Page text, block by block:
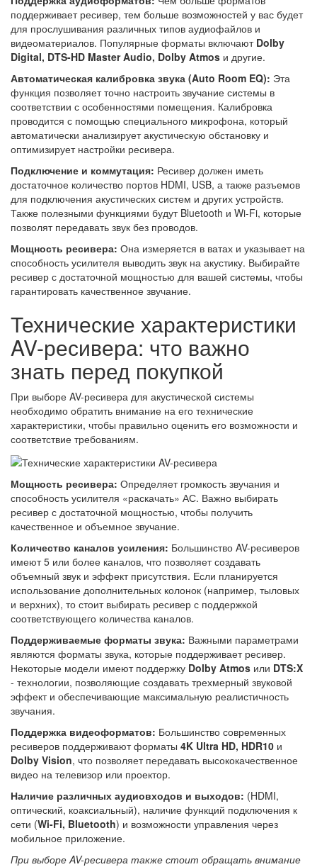
поддерживает ресивер, тем больше возможностей у вас будет
для прослушивания различных типов аудиофайлов и
видеоматериалов. Популярные форматы включают Dolby
Digital, DTS-HD Master Audio, Dolby Atmos и другие.
Автоматическая калибровка звука (Auto Room EQ): Эта
функция позволяет точно настроить звучание системы в
соответствии с особенностями помещения. Калибровка
проводится с помощью специального микрофона, который
автоматически анализирует акустическую обстановку и
оптимизирует настройки ресивера.
Подключение и коммутация: Ресивер должен иметь
достаточное количество портов HDMI, USB, а также разъемов
для подключения акустических систем и других устройств.
Также полезными функциями будут Bluetooth и Wi-Fi, которые
позволят передавать звук без проводов.
Мощность ресивера: Она измеряется в ватах и указывает на
способность усилителя выводить звук на акустику. Выбирайте
ресивер с достаточной мощностью для вашей системы, чтобы
гарантировать качественное звучание.
Технические характеристики
AV-ресивера: что важно
знать перед покупкой
При выборе AV-ресивера для акустической системы
необходимо обратить внимание на его технические
характеристики, чтобы правильно оценить его возможности и
соответствие требованиям.
Мощность ресивера: Определяет громкость звучания и
способность усилителя «раскачать» АС. Важно выбирать
ресивер с достаточной мощностью, чтобы получить
качественное и объемное звучание.
Количество каналов усиления: Большинство AV-ресиверов
имеют 5 или более каналов, что позволяет создавать
объемный звук и эффект присутствия. Если планируется
использование дополнительных колонок (например, тыловых
и верхних), то стоит выбирать ресивер с поддержкой
соответствующего количества каналов.
Поддерживаемые форматы звука: Важными параметрами
являются форматы звука, которые поддерживает ресивер.
Некоторые модели имеют поддержку Dolby Atmos или DTS:X
- технологии, позволяющие создавать трехмерный звуковой
эффект и обеспечивающие максимальную реалистичность
звучания.
Поддержка видеоформатов: Большинство современных
ресиверов поддерживают форматы 4K Ultra HD, HDR10 и
Dolby Vision, что позволяет передавать высококачественное
видео на телевизор или проектор.
Наличие различных аудиовходов и выходов: (HDMI,
оптический, коаксиальный), наличие функций подключения к
сети (Wi-Fi, Bluetooth) и возможности управления через
мобильное приложение.
При выборе AV-ресивера также стоит обращать внимание